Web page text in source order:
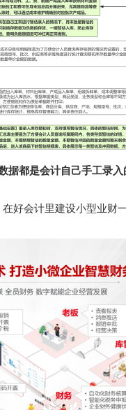
据都是会计自己手工录
好会计里建设小型业财